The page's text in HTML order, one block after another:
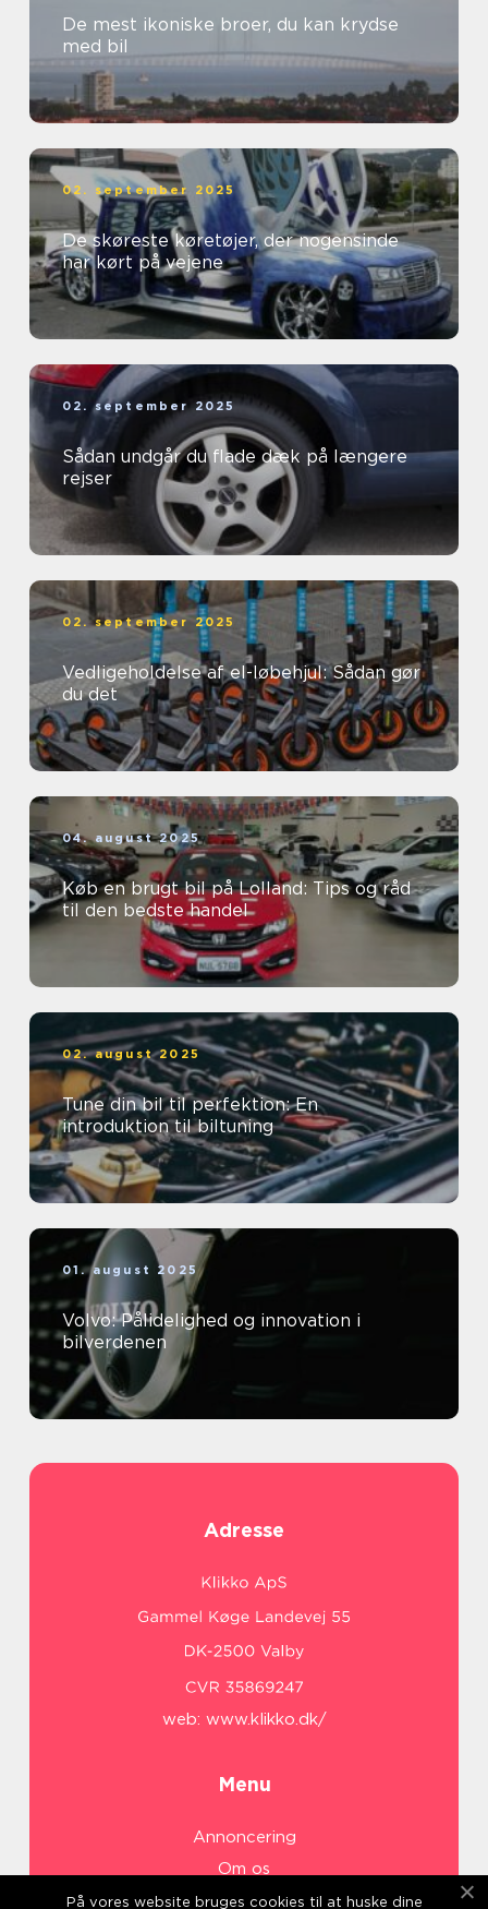
De mest ikoniske broer, du kan krydse
med bil
02. september 2025
De skøreste køretøjer, der nogensinde
har kørt på vejene
02. september 2025
Sådan undgår du flade dæk på længere
rejser
02. september 2025
Vedligeholdelse af el-løbehjul: Sådan gør
du det
04. august 2025
Køb en brugt bil på Lolland: Tips og råd
til den bedste handel
02. august 2025
Tune din bil til perfektion: En
introduktion til biltuning
01. august 2025
Volvo: Pålidelighed og innovation i
bilverdenen
Adresse
web: www.klikko.dk/
Menu
Annoncering
Om os
Cookies
På vores website bruges cookies til at huske dine